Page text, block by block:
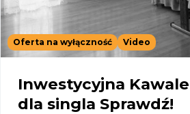
Oferta na wyłączność Video
Inwestycyjna
dla singla Sprawdź!